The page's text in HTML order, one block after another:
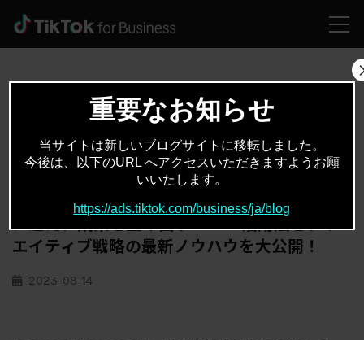
イベント・セミナー
イベント・セミナー,イベント開催情報
9/14（木）公式ウェビナー開催｜リチカ、
TORIHADA、TBWA\HAKUHODO をゲスト
に迎え、成果を生み出すTikTok活用法とクリ
エイティブ戦略の最新ノウハウを大公開！
2023-08-14
重要なお知らせ
当サイトは新しいブログサイトに移転しました。
今後は、以下のURL へアクセスいただきますようお願
いいたします。
https://ads.tiktok.com/business/ja/blog